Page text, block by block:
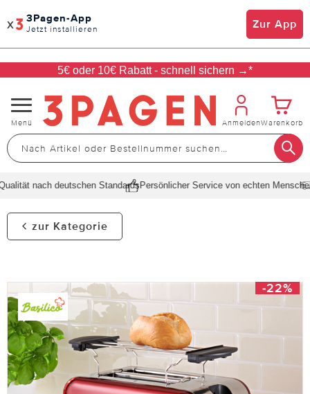
x 3Pagen-App
Jetzt installieren Zur App
5€ oder 10€ Rabatt - schnell sichern →*
Navigation
umschalten
Menü AnmeldenWarenkorb
nach deutschen StandardsPersönlicher Service von echten Menschen
zur Kategorie
-22%